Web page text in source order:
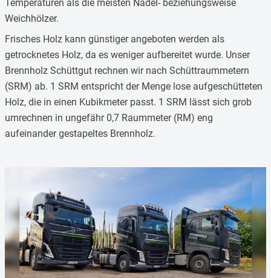
Temperaturen als die meisten Nadel- beziehungsweise
Weichhölzer.
Frisches Holz kann günstiger angeboten werden als
getrocknetes Holz, da es weniger aufbereitet wurde. Unser
Brennholz Schüttgut rechnen wir nach Schüttraummetern
(SRM) ab. 1 SRM entspricht der Menge lose aufgeschütteten
Holz, die in einen Kubikmeter passt. 1 SRM lässt sich grob
umrechnen in ungefähr 0,7 Raummeter (RM) eng
aufeinander gestapeltes Brennholz.